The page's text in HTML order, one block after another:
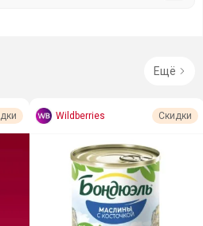
Ещё
Wildberries Скидки